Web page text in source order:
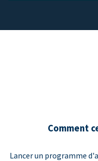
Comment
Lancer un programme